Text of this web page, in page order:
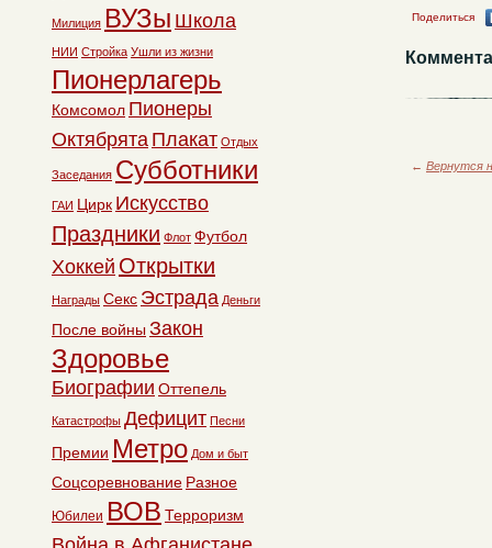
Поделиться
← Вернутся
Милиция ВУЗы Школа
НИИ Стройка Ушли из жизни
Пионерлагерь
Комсомол Пионеры
Октябрята Плакат Отдых
Заседания Субботники
ГАИ Цирк Искусство
Праздники Флот Футбол
Хоккей Открытки
Награды Секс Эстрада Деньги
После войны Закон
Здоровье
Биографии Оттепель
Катастрофы Дефицит Песни
Премии Метро Дом и быт
Соцсоревнование Разное
Юбилеи ВОВ Терроризм